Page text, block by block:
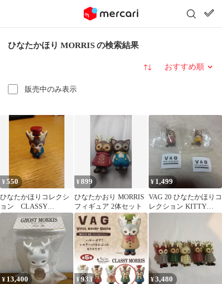
ひなたかほり MORRIS の検索結果
販売中のみ表示
並び替え
¥550
ひなたかほりコレクシ
ョン CLASSY
MORRIS（クラッシー
モリス）
¥899
ひなたかおり MORRIS
フィギュア 2体セット
¥ 1,499
VAG 20 ひなたかほりコ
レクション KITTY
MORRIS モリス
¥ 13,400 ¥933 ¥3,480